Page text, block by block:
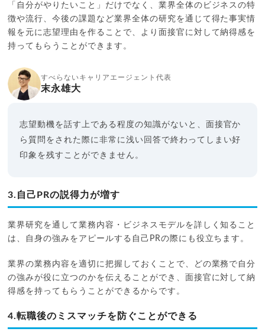
「自分がやりたいこと」だけでなく、業界全体のビジネスの特
徴や流行、今後の課題など業界全体の研究を通じて得た事実情
報を元に志望理由を作ることで、より面接官に対して納得感を
持ってもらうことができます。
すべらないキャリアエージェント代表
末永雄大
志望動機を話す上である程度の知識がないと、面接官か
ら質問をされた際に非常に浅い回答で終わってしまい好
印象を残すことができません。
3.自己PRの説得力が増す
業界研究を通して業務内容・ビジネスモデルを詳しく知ること
は、自身の強みをアピールする自己PRの際にも役立ちます。
業界の業務内容を適切に把握しておくことで、どの業務で自分
の強みが役に立つのかを伝えることができ、面接官に対して納
得感を持ってもらうことができるからです。
4.転職後のミスマッチを防ぐことができる